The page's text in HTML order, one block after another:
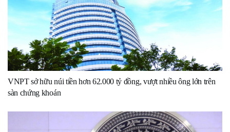
VNPT sở hữu núi tiền hơn 62.000 tỷ đồng, vượt nhiều ông lớn trên
sàn chứng khoán